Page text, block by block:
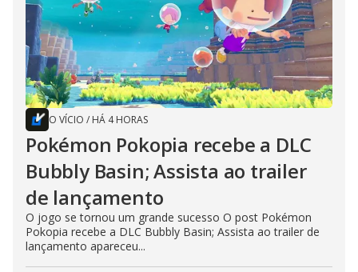
O VÍCIO / HÁ 4 HORAS
Pokémon Pokopia recebe a DLC
Bubbly Basin; Assista ao trailer
de lançamento
O jogo se tornou um grande sucesso O post Pokémon
Pokopia recebe a DLC Bubbly Basin; Assista ao trailer de
lançamento apareceu...